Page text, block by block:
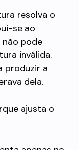
resolva o
se ao
não pode
inválida.
produzir a
dela.
ajusta o